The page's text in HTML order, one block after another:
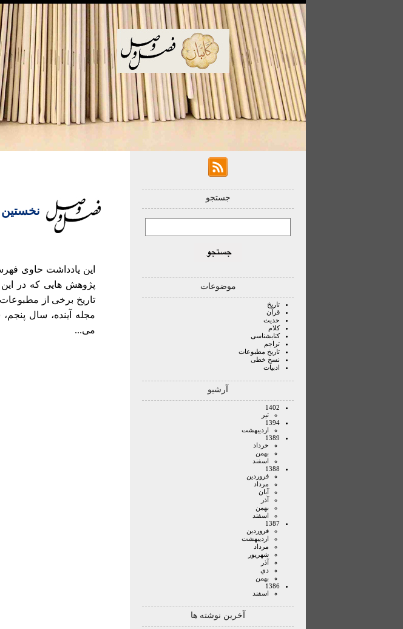
جستجو
موضوعات
تاریخ
قرآن
حدیث
کلام
کتابشناسی
تراجم
تاریخ مطبوعات
نسخ خطی
ادبیات
آرشیو
1402
تير
1394
ارديبهشت
1389
خرداد
بهمن
اسفند
1388
فروردين
مرداد
آبان
آذر
بهمن
اسفند
1387
فروردين
ارديبهشت
مرداد
شهريور
آذر
دي
بهمن
1386
اسفند
آخرین نوشته ها
این یادداشت حاوی
پژوهش هایی که در این
تاریخ برخی از مطبوعات
می...